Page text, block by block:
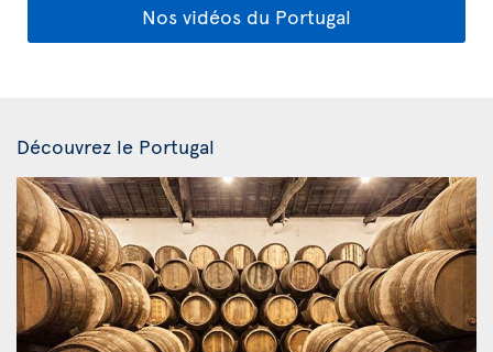
Nos vidéos du Portugal
Découvrez le Portugal